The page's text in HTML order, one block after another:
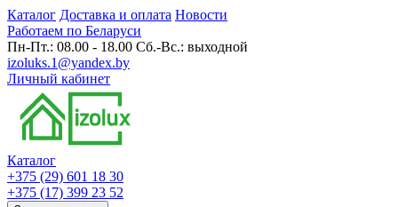
Каталог Доставка и оплата Новости
Работаем по Беларуси
Пн-Пт.: 08.00 - 18.00 Сб.-Вс.: выходной
izoluks.1@yandex.by
Личный кабинет
Каталог
+375 (29) 601 18 30
+375 (17) 399 23 52